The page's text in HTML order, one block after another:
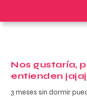
Nos gustaría,
entienden
3 meses sin dormir